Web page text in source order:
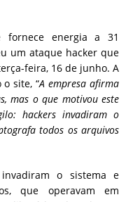
fornece energia a 31
um ataque hacker que
feira, 16 de junho. A
o site, “A empresa afirma
mas o que motivou este
hackers invadiram o
todos os arquivos
o sistema e
que operavam em